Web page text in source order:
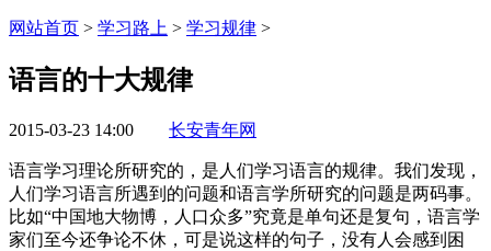
网站首页 > 学习路上 > 学习规律 >
语言的十大规律
2015-03-23 14:00 长安青年网
语言学习理论所研究的，是人们学习语言的规律。我们发现，
人们学习语言所遇到的问题和语言学所研究的问题是两码事。
比如“中国地大物博，人口众多”究竟是单句还是复句，语言学
家们至今还争论不休，可是说这样的句子，没有人会感到困